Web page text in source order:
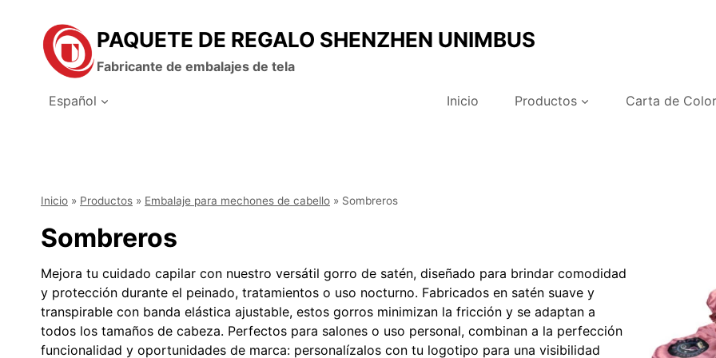
contenido
PAQUETE DE REGALO SHENZHEN UNIMBUS
Fabricante de embalajes de tela
Español Inicio Productos Carta de
Inicio » Productos » Embalaje para mechones de cabello » Sombreros
Sombreros
Mejora tu cuidado capilar con nuestro versátil gorro de satén, diseñado para brindar comodidad
y protección durante el peinado, tratamientos o uso nocturno. Fabricados en satén suave y
transpirable con banda elástica ajustable, estos gorros minimizan la fricción y se adaptan a
todos los tamaños de cabeza. Perfectos para salones o uso personal, combinan a la perfección
funcionalidad y oportunidades de marca: personalízalos con tu logotipo para una visibilidad